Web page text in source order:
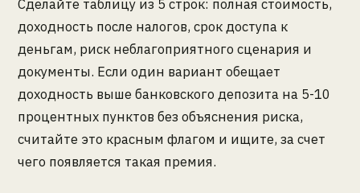
Сделайте таблицу из 5 строк: полная стоимость,
доходность после налогов, срок доступа к
деньгам, риск неблагоприятного сценария и
документы. Если один вариант обещает
доходность выше банковского депозита на 5-10
процентных пунктов без объяснения риска,
считайте это красным флагом и ищите, за счет
чего появляется такая премия.